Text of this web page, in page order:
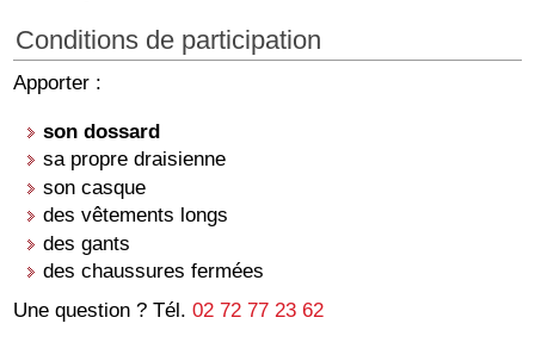
Conditions de participation
Apporter :
son dossard
sa propre draisienne
son casque
des vêtements longs
des gants
des chaussures fermées
Une question ? Tél.02 72 77 23 62